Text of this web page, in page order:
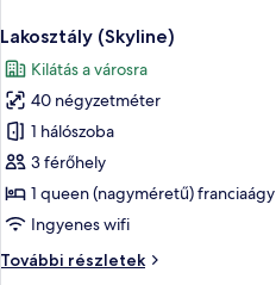
Lakosztály (Skyline)
Kilátás a városra
40 négyzetméter
1 hálószoba
3 férőhely
1 queen (nagyméretű) franciaágy
Ingyenes wifi
További részletek
Lakosztály